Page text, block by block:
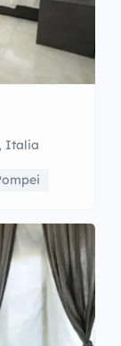
Italia